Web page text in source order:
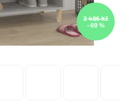
3 486 Kč
–69 %